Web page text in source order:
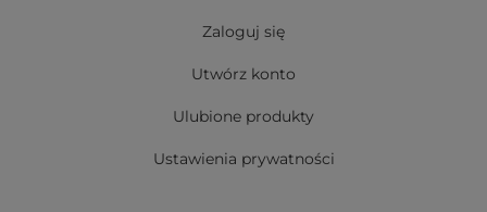
Zaloguj się
Utwórz konto
Ulubione produkty
Ustawienia prywatności